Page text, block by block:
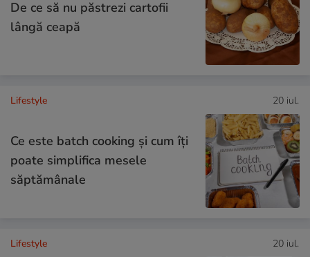
De ce să nu păstrezi cartofii
lângă ceapă
Lifestyle 20 iul.
Ce este batch cooking și cum îți
poate simplifica mesele
săptămânale
Lifestyle 20 iul.